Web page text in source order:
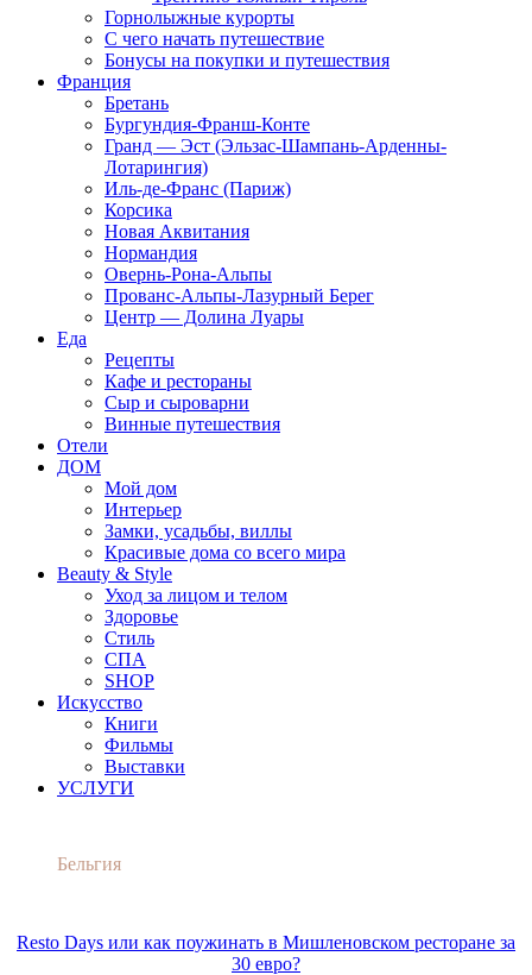
Горнолыжные курорты
С чего начать путешествие
Бонусы на покупки и путешествия
Франция
Бретань
Бургундия-Франш-Конте
Гранд — Эст (Эльзас-Шампань-Арденны-
Лотарингия)
Иль-де-Франс (Париж)
Корсика
Новая Аквитания
Нормандия
Овернь-Рона-Альпы
Прованс-Альпы-Лазурный Берег
Центр — Долина Луары
Еда
Рецепты
Кафе и рестораны
Сыр и сыроварни
Винные путешествия
Отели
ДОМ
Мой дом
Интерьер
Замки, усадьбы, виллы
Красивые дома со всего мира
Beauty & Style
Уход за лицом и телом
Здоровье
Стиль
СПА
SHOP
Искусство
Книги
Фильмы
Выставки
УСЛУГИ
Бельгия
Resto Days или как поужинать в Мишленовском ресторане за
30 евро?